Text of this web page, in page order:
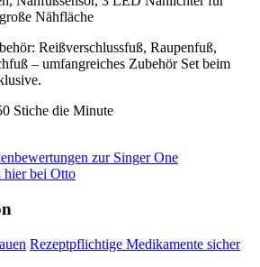
Nähfläche
Reißverschlussfuß, Raupenfuß,
– umfangreiches Zubehör Set beim
Stiche die Minute
zur Singer One
hier bei Otto
Rezeptpflichtige Medikamente sicher